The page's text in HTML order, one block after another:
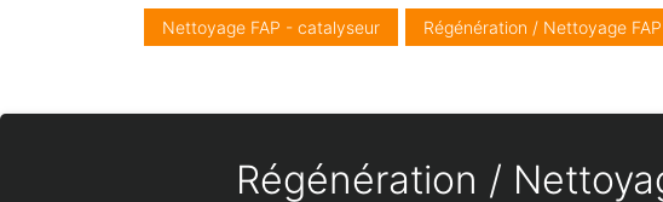
Nettoyage FAP - catalyseur Régénération / Nettoyage FAP
Régénération /